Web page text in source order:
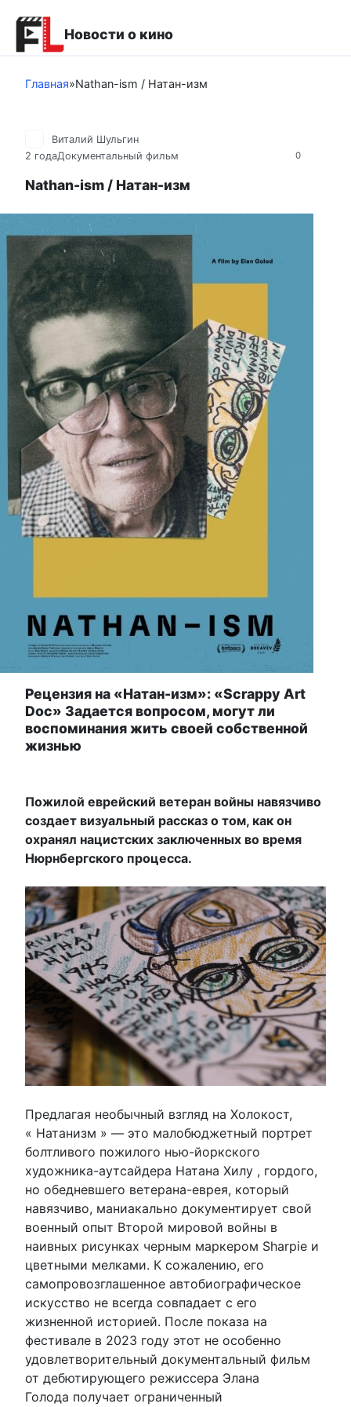
контенту
Новости о кино
Главная»Nathan-ism / Натан-изм
0
Виталий Шульгин
2 годаДокументальный фильм
Nathan-ism / Натан-изм
Рецензия на «Натан-изм»: «Scrappy Art
Doc» Задается вопросом, могут ли
воспоминания жить своей собственной
жизнью
Пожилой еврейский ветеран войны навязчиво
создает визуальный рассказ о том, как он
охранял нацистских заключенных во время
Нюрнбергского процесса.
Предлагая необычный взгляд на Холокост,
« Натанизм » — это малобюджетный портрет
болтливого пожилого нью-йоркского
художника-аутсайдера Натана Хилу , гордого,
но обедневшего ветерана-еврея, который
навязчиво, маниакально документирует свой
военный опыт Второй мировой войны в
наивных рисунках черным маркером Sharpie и
цветными мелками. К сожалению, его
самопровозглашенное автобиографическое
искусство не всегда совпадает с его
жизненной историей. После показа на
фестивале в 2023 году этот не особенно
удовлетворительный документальный фильм
от дебютирующего режиссера Элана
Голода получает ограниченный